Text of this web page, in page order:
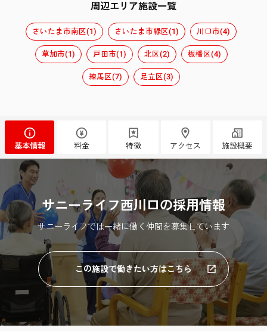
周辺エリア施設一覧
さいたま市南区(1) さいたま市緑区(1) 川口市(4)
草加市(1) 戸田市(1) 北区(2) 板橋区(4)
練馬区(7) 足立区(3)
基本情報 料金 特徴 アクセス 施設概要
サニーライフ西川口の採用情報
サニーライフでは一緒に働く仲間を募集しています
この施設で働きたい方はこちら